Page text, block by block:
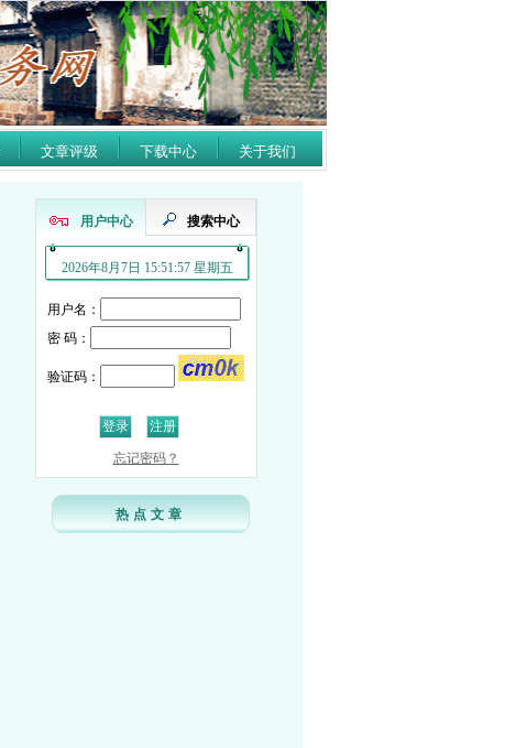
文章评级 下载中心 关于我们
用户中心 搜索中心
2026年8月7日 15:51:58 星期五
用户名：
密 码：
验证码：
忘记密码？
热点文章